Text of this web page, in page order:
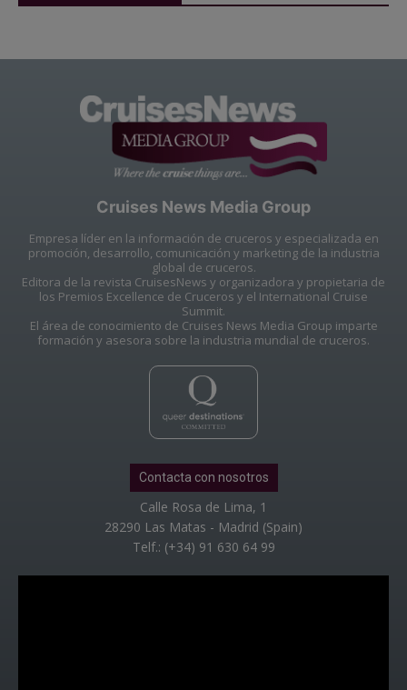
Cruises News Media Group
Empresa líder en la información de cruceros y especializada en
promoción, desarrollo, comunicación y marketing de la industria
global de cruceros.
Editora de la revista CruisesNews y organizadora y propietaria de
los Premios Excellence de Cruceros y el International Cruise
Summit.
El área de conocimiento de Cruises News Media Group imparte
formación y asesora sobre la industria mundial de cruceros.
Contacta con nosotros
Calle Rosa de Lima, 1
28290 Las Matas - Madrid (Spain)
Telf.: (+34) 91 630 64 99